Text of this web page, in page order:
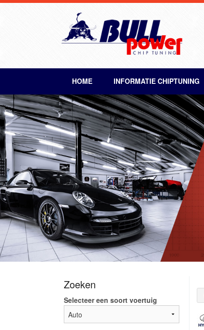
HOME INFORMATIE CHIPTUNING
Zoeken
Selecteer een soort voertuig